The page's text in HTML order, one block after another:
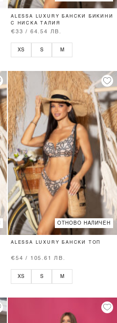
ALESSA LUXURY БАНСКИ БИКИНИ
С НИСКА ТАЛИЯ
€33 / 64.54 ЛВ.
XS S M
ОТНОВО НАЛИЧЕН
ALESSA LUXURY БАНСКИ ТОП
€54 / 105.61 ЛВ.
XS S M